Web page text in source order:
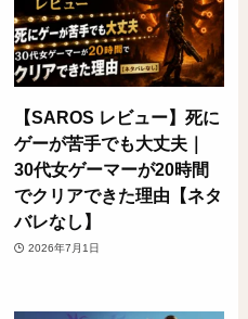
【SAROS レビュー】死に
ゲーが苦手でも大丈夫｜
30代女ゲーマーが20時間
でクリアできた理由【ネタ
バレなし】
2026年7月1日